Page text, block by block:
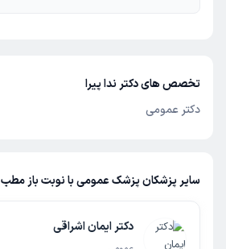
تخصص های دکتر ندا پیرا
دکتر عمومی
سایر پزشکان پزشک عمومی با نوبت باز مطب
دکتر ایمان اشراقی